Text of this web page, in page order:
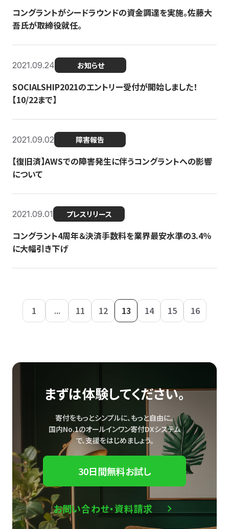
コングラントがシードラウンドの資金調達を実施。佐藤大
吾氏が取締役就任。
2021.09.24 お知らせ
SOCIALSHIP2021のエントリー受付が開始しました！
【10/22まで】
2021.09.02 障害報告
【復旧済】AWSでの障害発生に伴うコングラントへの影響
について
2021.09.01 プレスリリース
コングラント4周年＆決済手数料を業界最安水準の3.4％
に大幅引き下げ
1 ... 11 12 13 14 15 16
まずは体験してください。
寄付をもっとシンプルに、もっと自由に。
国内No.1のオールインワン寄付DXシステム
で、支援をはじめましょう。
30日間無料お試し
お問い合わせ・資料請求